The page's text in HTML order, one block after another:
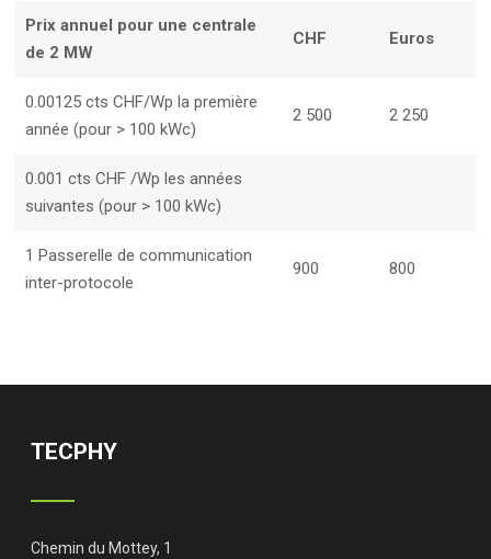
Prix annuel pour une centrale
de 2 MW
CHF Euros
0.00125 cts CHF/Wp la première
année (pour > 100 kWc)
2 500 2 250
0.001 cts CHF /Wp les années
suivantes (pour > 100 kWc)
1 Passerelle de communication
inter-protocole
900 800
TECPHY
Chemin du Mottey, 1